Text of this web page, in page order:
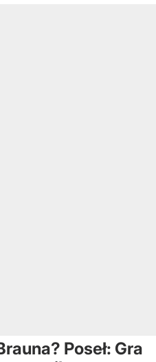
Poseł: Gra